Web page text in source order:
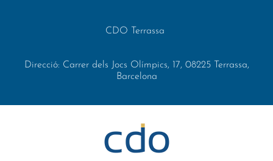
CDO Terrassa
Direcció: Carrer dels Jocs Olímpics, 17, 08225 Terrassa,
Barcelona